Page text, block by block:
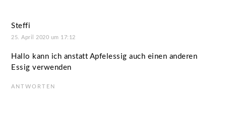
Steffi
25. April 2020 um 17:12
Hallo kann ich anstatt Apfelessig auch einen anderen
Essig verwenden
ANTWORTEN